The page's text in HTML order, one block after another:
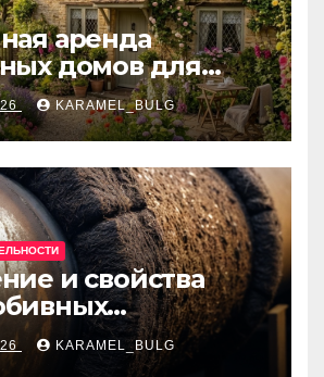
аренда
домов для
KARAMEL_BULG
и свойства
огнеупорных
KARAMEL_BULG